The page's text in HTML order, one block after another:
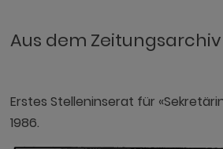
Aus dem Zeitungsarchiv
Erstes Stelleninserat für
1986.